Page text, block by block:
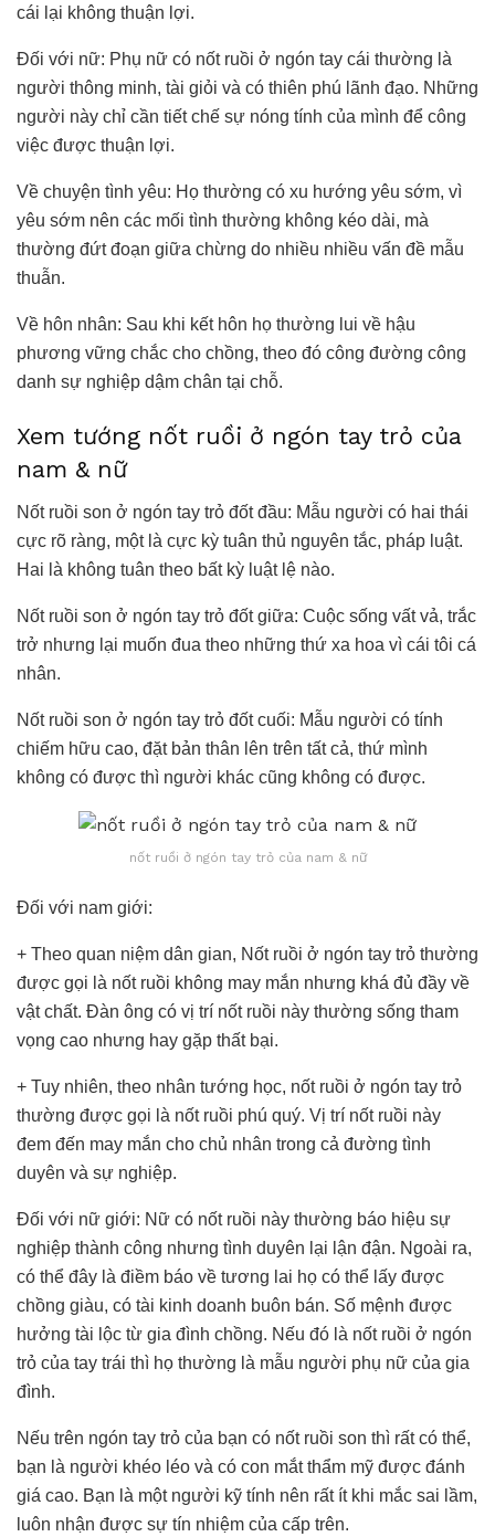
cái lại không thuận lợi.
Đối với nữ: Phụ nữ có nốt ruồi ở ngón tay cái thường là
người thông minh, tài giỏi và có thiên phú lãnh đạo. Những
người này chỉ cần tiết chế sự nóng tính của mình để công
việc được thuận lợi.
Về chuyện tình yêu: Họ thường có xu hướng yêu sớm, vì
yêu sớm nên các mối tình thường không kéo dài, mà
thường đứt đoạn giữa chừng do nhiều nhiều vấn đề mẫu
thuẫn.
Về hôn nhân: Sau khi kết hôn họ thường lui về hậu
phương vững chắc cho chồng, theo đó công đường công
danh sự nghiệp dậm chân tại chỗ.
Xem tướng nốt ruồi ở ngón tay trỏ của
nam & nữ
Nốt ruồi son ở ngón tay trỏ đốt đầu: Mẫu người có hai thái
cực rõ ràng, một là cực kỳ tuân thủ nguyên tắc, pháp luật.
Hai là không tuân theo bất kỳ luật lệ nào.
Nốt ruồi son ở ngón tay trỏ đốt giữa: Cuộc sống vất vả, trắc
trở nhưng lại muốn đua theo những thứ xa hoa vì cái tôi cá
nhân.
Nốt ruồi son ở ngón tay trỏ đốt cuối: Mẫu người có tính
chiếm hữu cao, đặt bản thân lên trên tất cả, thứ mình
không có được thì người khác cũng không có được.
nốt ruồi ở ngón tay trỏ của nam & nữ
Đối với nam giới:
+ Theo quan niệm dân gian, Nốt ruồi ở ngón tay trỏ thường
được gọi là nốt ruồi không may mắn nhưng khá đủ đầy về
vật chất. Đàn ông có vị trí nốt ruồi này thường sống tham
vọng cao nhưng hay gặp thất bại.
+ Tuy nhiên, theo nhân tướng học, nốt ruồi ở ngón tay trỏ
thường được gọi là nốt ruồi phú quý. Vị trí nốt ruồi này
đem đến may mắn cho chủ nhân trong cả đường tình
duyên và sự nghiệp.
Đối với nữ giới: Nữ có nốt ruồi này thường báo hiệu sự
nghiệp thành công nhưng tình duyên lại lận đận. Ngoài ra,
có thể đây là điềm báo về tương lai họ có thể lấy được
chồng giàu, có tài kinh doanh buôn bán. Số mệnh được
hưởng tài lộc từ gia đình chồng. Nếu đó là nốt ruồi ở ngón
trỏ của tay trái thì họ thường là mẫu người phụ nữ của gia
đình.
Nếu trên ngón tay trỏ của bạn có nốt ruồi son thì rất có thể,
bạn là người khéo léo và có con mắt thẩm mỹ được đánh
giá cao. Bạn là một người kỹ tính nên rất ít khi mắc sai lầm,
luôn nhận được sự tín nhiệm của cấp trên.